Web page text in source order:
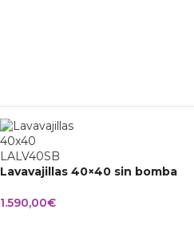
Lavavajillas 40×40 sin bomba
1.590,00€